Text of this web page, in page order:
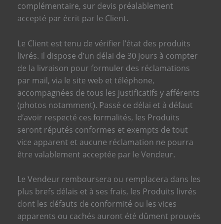
complémentaire, sur devis préalablement
accepté par écrit par le Client.
Le Client est tenu de vérifier l’état des produits
livrés. Il dispose d’un délai de 30 jours à compter
de la livraison pour formuler des réclamations
par mail, via le site web et téléphone,
accompagnées de tous les justificatifs y afférents
(photos notamment). Passé ce délai et à défaut
d’avoir respecté ces formalités, les Produits
seront réputés conformes et exempts de tout
vice apparent et aucune réclamation ne pourra
être valablement acceptée par le Vendeur.
Le Vendeur remboursera ou remplacera dans les
plus brefs délais et à ses frais, les Produits livrés
dont les défauts de conformité ou les vices
apparents ou cachés auront été dûment prouvés